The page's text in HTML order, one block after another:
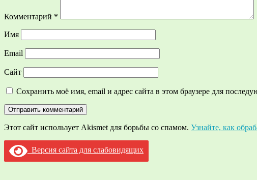
Комментарий *
Имя
Email
Сайт
Сохранить моё имя, email и адрес сайта в этом браузере для
Этот сайт использует Akismet для борьбы со спамом. Узнайте, как
Версия сайта для слабовидящих